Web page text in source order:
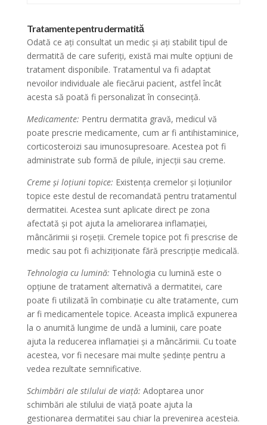
Tratamente pentru dermatită
Odată ce ați consultat un medic și ați stabilit tipul de
dermatită de care suferiți, există mai multe opțiuni de
tratament disponibile. Tratamentul va fi adaptat
nevoilor individuale ale fiecărui pacient, astfel încât
acesta să poată fi personalizat în consecință.
Medicamente: Pentru dermatita gravă, medicul vă
poate prescrie medicamente, cum ar fi antihistaminice,
corticosteroizi sau imunosupresoare. Acestea pot fi
administrate sub formă de pilule, injecții sau creme.
Creme și loțiuni topice: Existența cremelor și loțiunilor
topice este destul de recomandată pentru tratamentul
dermatitei. Acestea sunt aplicate direct pe zona
afectată și pot ajuta la ameliorarea inflamației,
mâncărimii și roșeții. Cremele topice pot fi prescrise de
medic sau pot fi achiziționate fără prescripție medicală.
Tehnologia cu lumină: Tehnologia cu lumină este o
opțiune de tratament alternativă a dermatitei, care
poate fi utilizată în combinație cu alte tratamente, cum
ar fi medicamentele topice. Aceasta implică expunerea
la o anumită lungime de undă a luminii, care poate
ajuta la reducerea inflamației și a mâncărimii. Cu toate
acestea, vor fi necesare mai multe ședințe pentru a
vedea rezultate semnificative.
Schimbări ale stilului de viață: Adoptarea unor
schimbări ale stilului de viață poate ajuta la
gestionarea dermatitei sau chiar la prevenirea acesteia.